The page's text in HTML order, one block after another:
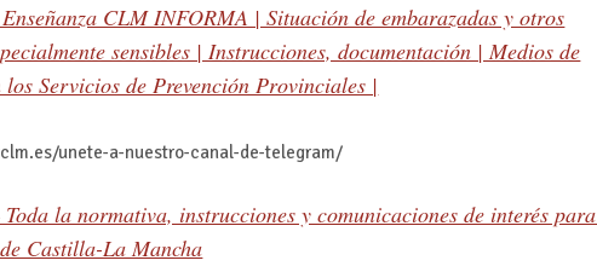
CLM INFORMA | Situación de embarazadas y otros
sensibles | Instrucciones, documentación | Medios de
los Servicios de Prevención Provinciales |
unete-a-nuestro-canal-de-telegram/
la normativa, instrucciones y comunicaciones de interés
Castilla-La Mancha